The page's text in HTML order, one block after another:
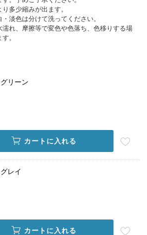
り多少縮みが出ます。
・淡色は分けて洗ってください。
濡れ、摩擦等で変色や色落ち、色移りする場
。
リーン
カートに入れる
レイ
カートに入れる